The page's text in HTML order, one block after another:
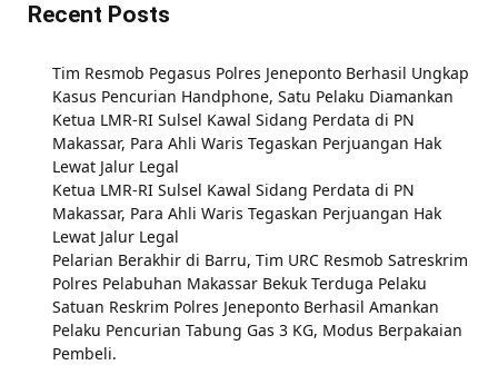
Recent Posts
Tim Resmob Pegasus Polres Jeneponto Berhasil Ungkap
Kasus Pencurian Handphone, Satu Pelaku Diamankan
Ketua LMR-RI Sulsel Kawal Sidang Perdata di PN
Makassar, Para Ahli Waris Tegaskan Perjuangan Hak
Lewat Jalur Legal
Ketua LMR-RI Sulsel Kawal Sidang Perdata di PN
Makassar, Para Ahli Waris Tegaskan Perjuangan Hak
Lewat Jalur Legal
Pelarian Berakhir di Barru, Tim URC Resmob Satreskrim
Polres Pelabuhan Makassar Bekuk Terduga Pelaku
Satuan Reskrim Polres Jeneponto Berhasil Amankan
Pelaku Pencurian Tabung Gas 3 KG, Modus Berpakaian
Pembeli.